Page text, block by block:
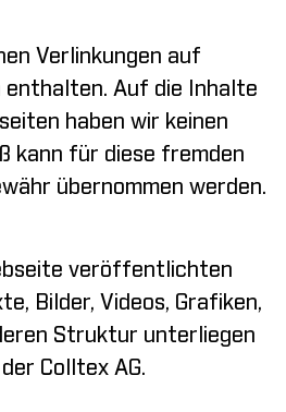
Verlinkungen auf
enthalten. Auf die Inhalte
haben wir keinen
kann für diese fremden
übernommen werden.
veröffentlichten
Bilder, Videos, Grafiken,
Struktur unterliegen
Colltex AG.